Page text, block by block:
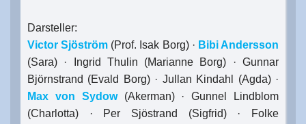
Darsteller:
Victor Sjöström (Prof. Isak Borg) · Bibi Andersson
(Sara) · Ingrid Thulin (Marianne Borg) · Gunnar
Björnstrand (Evald Borg) · Jullan Kindahl (Agda) ·
Max von Sydow(Akerman) · Gunnel Lindblom
(Charlotta) · Per Sjöstrand (Sigfrid) · Folke